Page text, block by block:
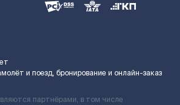
и поезд, бронирование и онлайн-заказ
партнёрами, в том числе